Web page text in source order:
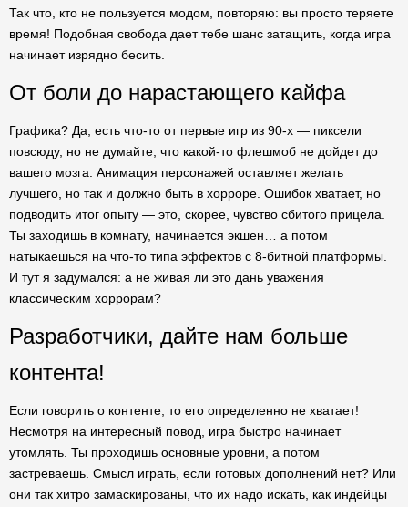
Так что, кто не пользуется модом, повторяю: вы просто теряете
время! Подобная свобода дает тебе шанс затащить, когда игра
начинает изрядно бесить.
От боли до нарастающего кайфа
Графика? Да, есть что-то от первые игр из 90-х — пиксели
повсюду, но не думайте, что какой-то флешмоб не дойдет до
вашего мозга. Анимация персонажей оставляет желать
лучшего, но так и должно быть в хорроре. Ошибок хватает, но
подводить итог опыту — это, скорее, чувство сбитого прицела.
Ты заходишь в комнату, начинается экшен… а потом
натыкаешься на что-то типа эффектов с 8-битной платформы.
И тут я задумался: а не живая ли это дань уважения
классическим хоррорам?
Разработчики, дайте нам больше
контента!
Если говорить о контенте, то его определенно не хватает!
Несмотря на интересный повод, игра быстро начинает
утомлять. Ты проходишь основные уровни, а потом
застреваешь. Смысл играть, если готовых дополнений нет? Или
они так хитро замаскированы, что их надо искать, как индейцы